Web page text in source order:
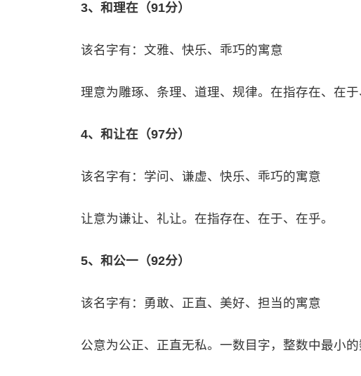
3、和理在（91分）
该名字有：文雅、快乐、乖巧的寓意
理意为雕琢、条理、道理、规律。在指存在、在于
4、和让在（97分）
该名字有：学问、谦虚、快乐、乖巧的寓意
让意为谦让、礼让。在指存在、在于、在乎。
5、和公一（92分）
该名字有：勇敢、正直、美好、担当的寓意
公意为公正、正直无私。一数目字，整数中最小